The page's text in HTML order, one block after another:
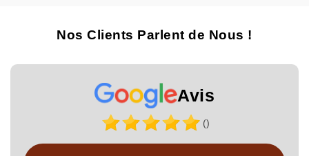
Nos Clients Parlent de Nous !
Avis
()